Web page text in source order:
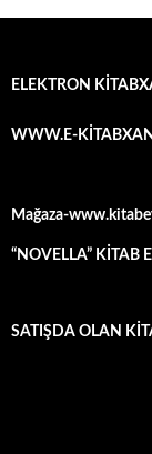
ELEKTRON
WWW.E-
Mağaza-
“NOVELLA” KİTAB
SATIŞDA OLAN